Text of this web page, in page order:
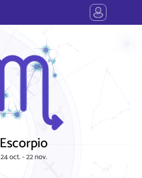
Escorpio
24 oct. - 22 nov.